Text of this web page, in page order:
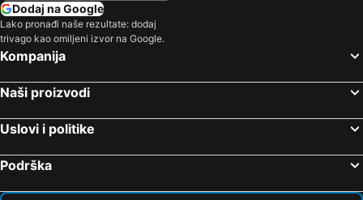
Dodaj na Google
Lako pronađi naše rezultate: dodaj
trivago kao omiljeni izvor na Google.
Kompanija
Naši proizvodi
Uslovi i politike
Podrška